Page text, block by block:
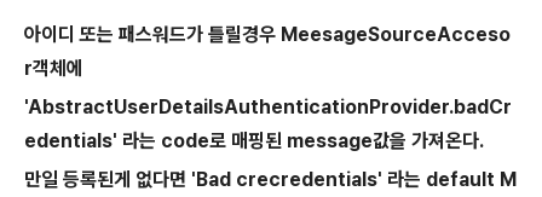
아이디 또는 패스워드가 틀릴경우 MeesageSourceAcceso
r객체에
'AbstractUserDetailsAuthenticationProvider.badCr
edentials' 라는 code로 매핑된 message값을 가져온다.
만일 등록된게 없다면 'Bad crecredentials' 라는 default M